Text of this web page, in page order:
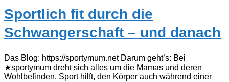
Sportlich fit durch die
Schwangerschaft – und danach
Das Blog: https://sportymum.net Darum geht’s: Bei
★sportymum dreht sich alles um die Mamas und deren
Wohlbefinden. Sport hilft, den Körper auch während einer